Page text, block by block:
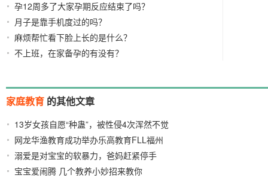
孕12周多了大家孕期反应结束了吗？
月子是靠手机度过的吗？
麻烦帮忙看下脸上长的是什么？
不上班，在家备孕的有没有？
家庭教育 的其他文章
13岁女孩自愿“种蛊”，被性侵4次浑然不觉
网龙华渔教育成功举办乐高教育FLL福州
溺爱是对宝宝的软暴力，爸妈赶紧停手
宝宝爱闹腾 几个教养小妙招来教你